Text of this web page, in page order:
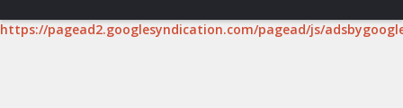
https://pagead2.googlesyndication.com/pagead/js/